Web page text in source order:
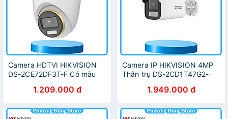
Camera HDTVI HIKVISION
DS-2CE72DF3T-F Có màu
sáng, giảm nhiễu số
3D,chuẩn chống bụi, nước
IP67 - Hàng chính hãng
1.209.000 đ
Camera IP HIKVISION 4MP
Thân trụ DS-2CD1T47G2-
micro thu âm, trợ sáng ban
đêm lên đến 50m ,.-Hàng
chính hãng
1.949.000 đ